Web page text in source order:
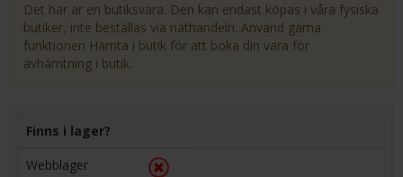
Det här är en butiksvara. Den kan endast köpas i våra fysiska
butiker, inte beställas via näthandeln. Använd gärna
funktionen Hämta i butik för att boka din vara för
avhämtning i butik.
Finns i lager?
Webblager